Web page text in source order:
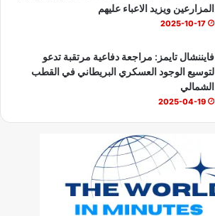
المزارعين ويزيد الاعباء عليهم
2025-10-17
فايننشال تايمز: مراجعة دفاعية مرتقبة تدعو
لتوسيع الوجود العسكري البريطاني في القطب
الشمالي
2025-04-19